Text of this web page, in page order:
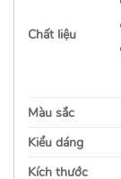
Chất liệu
Màu sắc
Kiểu dáng
Kích thước